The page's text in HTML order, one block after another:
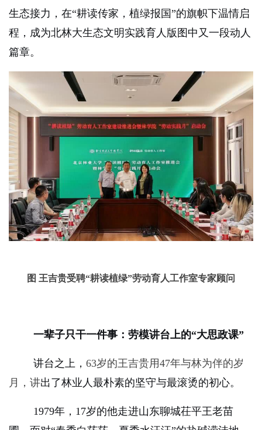
生态接力，在“耕读传家，植绿报国”的旗帜下温情启
程，成为北林大生态文明实践育人版图中又一段动人
篇章。
图 王吉贵受聘“耕读植绿”劳动育人工作室专家顾问
一辈子只干一件事：劳模讲台上的“大思政课”
讲台之上，63岁的王吉贵用47年与林为伴的岁
月，讲出了林业人最朴素的坚守与最滚烫的初心。
1979年， 17岁的他走进山东聊城茌平王老苗